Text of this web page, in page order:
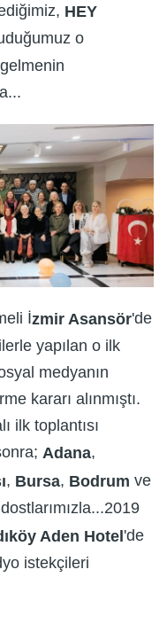
HEY
o
İzmir Asansör'de
yapılan o ilk
medyanın
kararı alınmıştı.
ilk toplantısı
Adana,
, Bursa, Bodrum ve
Aden Hotel 'de
istekçileri